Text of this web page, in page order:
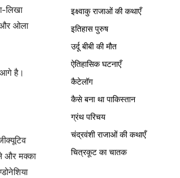
लिखा
और ओला
आगे है।
और मक्का
इक्ष्वाकु राजाओं की कथाएँ
इतिहास पुरुष
उर्दू बीबी की मौत
ऐतिहासिक घटनाएँ
कैटेलॉग
कैसे बना था पाकिस्तान
ग्रंथ परिचय
चंद्रवंशी राजाओं की कथाएँ
चित्रकूट का चातक